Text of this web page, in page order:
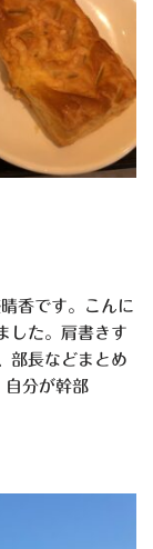
香です。こんに
した。肩書きす
部長などまとめ
自分が幹部